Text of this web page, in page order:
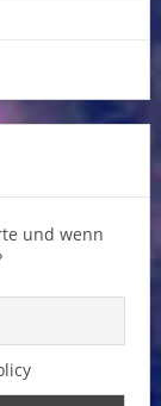
und wenn